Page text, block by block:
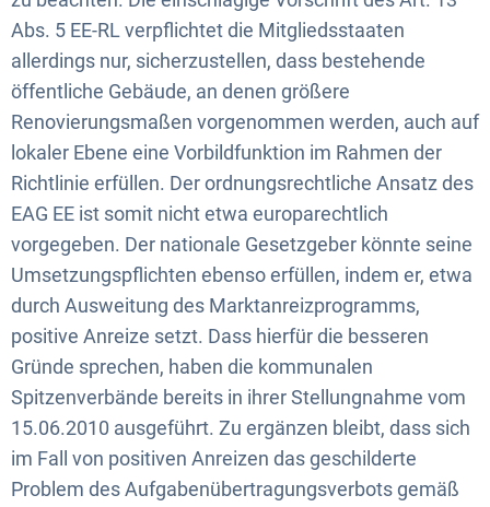
Abs. 5 EE-RL verpflichtet die Mitgliedsstaaten
allerdings nur, sicherzustellen, dass bestehende
öffentliche Gebäude, an denen größere
Renovierungsmaßen vorgenommen werden, auch auf
lokaler Ebene eine Vorbildfunktion im Rahmen der
Richtlinie erfüllen. Der ordnungsrechtliche Ansatz des
EAG EE ist somit nicht etwa europarechtlich
vorgegeben. Der nationale Gesetzgeber könnte seine
Umsetzungspflichten ebenso erfüllen, indem er, etwa
durch Ausweitung des Marktanreizprogramms,
positive Anreize setzt. Dass hierfür die besseren
Gründe sprechen, haben die kommunalen
Spitzenverbände bereits in ihrer Stellungnahme vom
15.06.2010 ausgeführt. Zu ergänzen bleibt, dass sich
im Fall von positiven Anreizen das geschilderte
Problem des Aufgabenübertragungsverbots gemäß